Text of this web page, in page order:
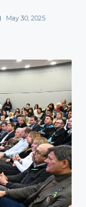
May 30, 2025